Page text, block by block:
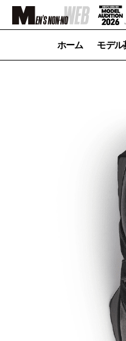
ホーム モデル